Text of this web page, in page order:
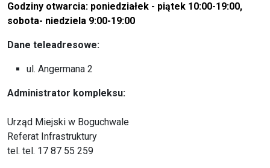
Godziny otwarcia: poniedziałek - piątek 10:00-19:00,
sobota- niedziela 9:00-19:00
Dane teleadresowe:
ul. Angermana 2
Administrator kompleksu:
Urząd Miejski w Boguchwale
Referat Infrastruktury
tel. tel. 17 87 55 259